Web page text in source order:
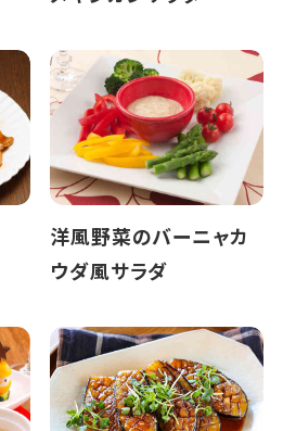
洋風野菜のバーニャカ
ウダ風サラダ